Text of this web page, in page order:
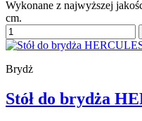
Wykonane z najwyższej
cm.
Brydż
Stół do brydża